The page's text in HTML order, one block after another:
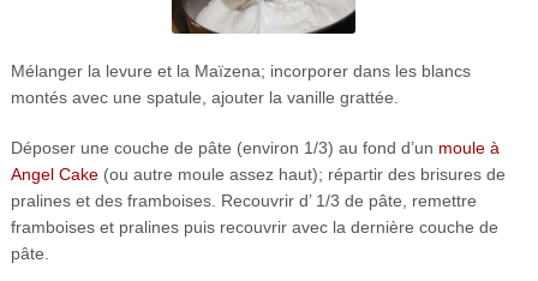
Mélanger la levure et la Maïzena; incorporer dans les blancs
montés avec une spatule, ajouter la vanille grattée.
Déposer une couche de pâte (environ 1/3) au fond d’un moule à
Angel Cake(ou autre moule assez haut); répartir des brisures de
pralines et des framboises. Recouvrir d’ 1/3 de pâte, remettre
framboises et pralines puis recouvrir avec la dernière couche de
pâte.